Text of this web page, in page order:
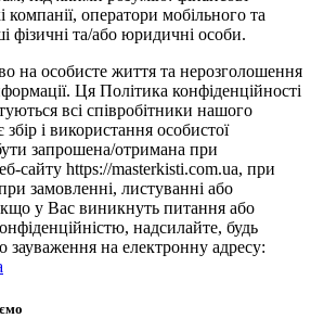
компанії, оператори мобільного та
фізичні та/або юридичні особи.
на особисте життя та нерозголошення
Ця Політика конфіденційності
всі співробітники нашого
збір і використання особистої
запрошена/отримана при
сайту https://masterkisti.com.ua, при
замовленні, листуванні або
у Вас виникнуть питання або
надсилайте, будь
зауваження на електронну адресу: